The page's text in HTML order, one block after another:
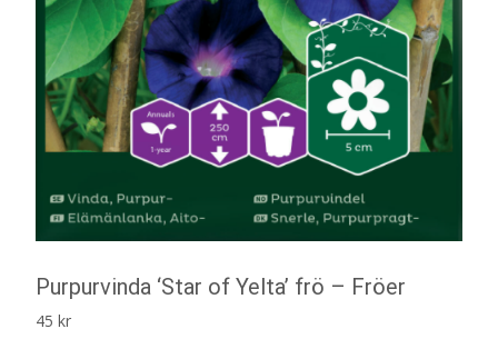
Purpurvinda ‘Star of Yelta’ frö – Fröer
45 kr